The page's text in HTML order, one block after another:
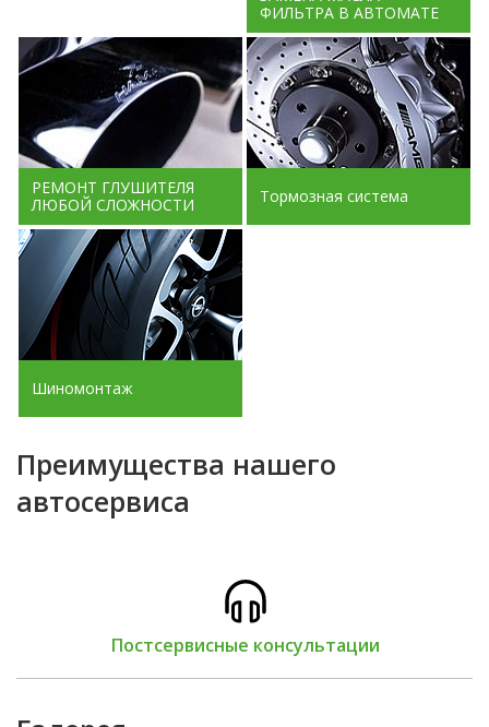
ФИЛЬТРА В АВТОМАТЕ
РЕМОНТ ГЛУШИТЕЛЯ
ЛЮБОЙ СЛОЖНОСТИ
Тормозная система
Шиномонтаж
Преимущества нашего
автосервиса
Постсервисные консультации